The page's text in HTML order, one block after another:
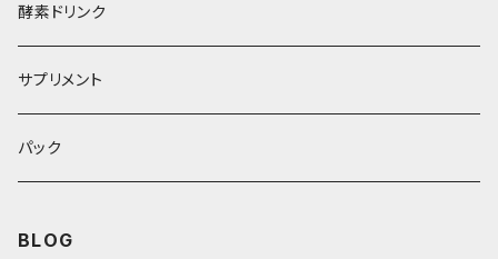
酵素ドリンク
サプリメント
パック
BLOG